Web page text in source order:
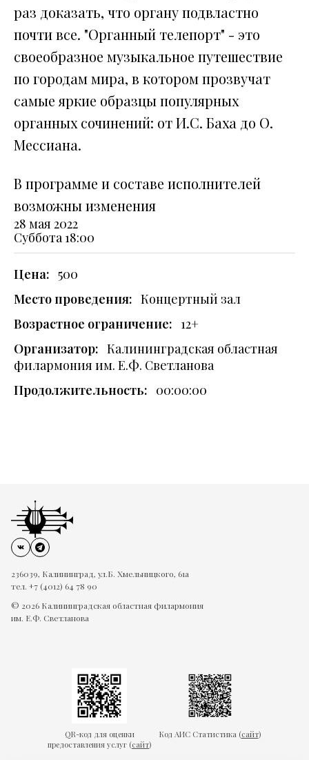
раз доказать, что органу подвластно
почти все. "Органный телепорт" - это
своеобразное музыкальное путешествие
по городам мира, в котором прозвучат
самые яркие образцы популярных
органных сочинений: от И.С. Баха до О.
Мессиана.
В программе и составе исполнителей
возможны изменения
28 мая 2022
Суббота 18:00
Цена: 500
Место проведения: Концертный зал
Возрастное ограничение: 12+
Организатор: Калининградская областная
филармония им. Е.Ф. Светланова
Продолжительность: 00:00:00
236039, Калининград, ул.Б. Хмельницкого, 61а
тел. +7 (4012) 64 78 90
© 2026 Калининградская областная филармония
им. Е.Ф. Светланова
QR-код для оценки
предоставления услуг (сайт)
Код АИС Статистика (сайт)